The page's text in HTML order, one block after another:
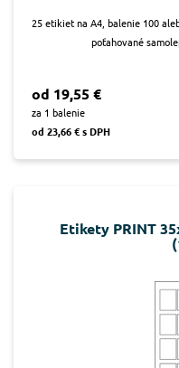
25 etikiet na A4, balenie 100
poťahované
od 19,55 €
za 1 balenie
od 23,66 € s DPH
Etikety PRINT